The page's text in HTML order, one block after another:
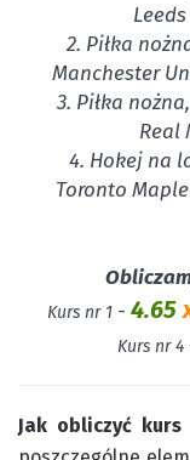
2. Piłka
Manchester
3. Piłka
Real
4. Hokej na
Toronto
Kurs nr 1 - 4.65
Kurs nr 4
Jak obliczyć